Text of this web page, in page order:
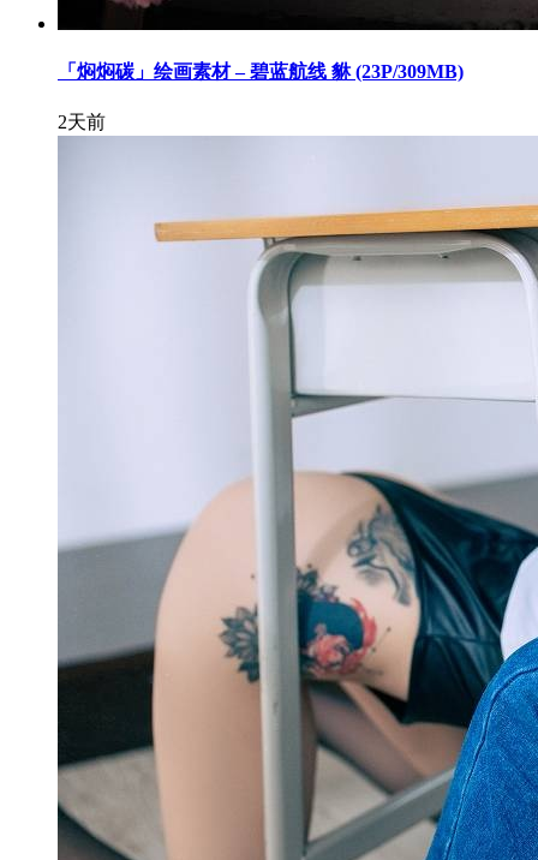
「焖焖碳」绘画素材 – 碧蓝航线 貅 (23P/309MB)
2天前